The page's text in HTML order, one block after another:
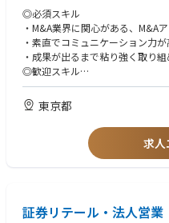
具体的な業務内容
- M&A案件の開拓、提案
- 企業評価、資料の作成
- 買い手企業への具体的な提案
- 契約書案作成、条件調整、条件交
- クロージング
◎必須スキル
・M&A業界に関心がある、M&A
・素直でコミュニケーション力
・成果が出るまで粘り強く取り
◎歓迎スキル
・ファイナンス、会計、税務、
・またはファイナンス・会計/税
会計知識）
・アウトバンド営業、新規開拓
※テレアポ、飛び込み営業など
東京都
求人
証券リテール・法人営業